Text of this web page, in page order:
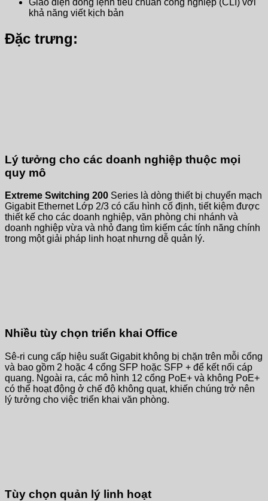
Giao diện dòng lệnh tiêu chuẩn công nghiệp (CLI) với
khả năng viết kịch bản
Đặc trưng:
Lý tưởng cho các doanh nghiệp thuộc mọi
quy mô
Extreme Switching 200 Series là dòng thiết bị chuyển mạch
Gigabit Ethernet Lớp 2/3 có cấu hình cố định, tiết kiệm được
thiết kế cho các doanh nghiệp, văn phòng chi nhánh và
doanh nghiệp vừa và nhỏ đang tìm kiếm các tính năng chính
trong một giải pháp linh hoạt nhưng dễ quản lý.
Nhiều tùy chọn triển khai Office
Sê-ri cung cấp hiệu suất Gigabit không bị chặn trên mỗi cổng
và bao gồm 2 hoặc 4 cổng SFP hoặc SFP + để kết nối cáp
quang. Ngoài ra, các mô hình 12 cổng PoE+ và không PoE+
có thể hoạt động ở chế độ không quạt, khiến chúng trở nên
lý tưởng cho việc triển khai văn phòng.
Tùy chọn quản lý linh hoạt